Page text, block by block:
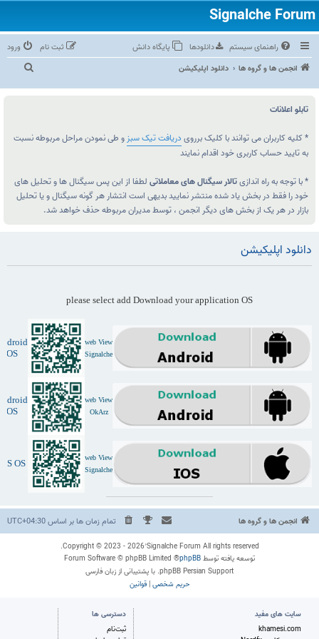
راهنمای سیستم دانلودها پایگاه دانش ورود
ثبت نام
انجمن ها و گروه ها
دانلود اپلیکیشن
ج
تابلو اعلانات
* کلیه کاربران می توانند با کلیک برروی دریافت تیک سبز و طی نمودن مراحل مربوطه نسبت
به تایید حساب کاربری خود اقدام نمایند
* با توجه به راه اندازیتالار سیگنال های معاملاتی لطفا از این پس سیگنال ها و تحلیل های
خود را فقط در بخش یاد شده منتشر نمایید بدیهی است انتشار هر گونه سیگنال و یا تحلیل
بازار در هر یک از بخش های دیگر انجمن ، توسط مدیران مربوطه حذف خواهد شد.
دانلود اپلیکیشن
please select add Download your application OS
web View
Signalche
OS
web View
OkArz
OS
web View
Signalche
OS
انجمن ها و گروه ها تمام زمان ها بر اساسUTC+04:30
Copyright © 2023 - 2026 ُSignalche Forum All rights reserved.
توسعه یافته توسطphpBB
® Forum Software © phpBB Limited
phpBB Persian Support. با پشتیبانی از زبان فارسی
حریم شخصی|قوانین
سایت های مفید
khamesi.com
دسترسی ها
ثبت‌نام